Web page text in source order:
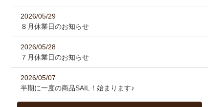
2026/05/29
８月休業日のお知らせ
2026/05/28
７月休業日のお知らせ
2026/05/07
半期に一度の商品SAIL！始まります♪